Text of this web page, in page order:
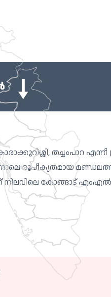
തച്ചംപാറ
രൂപീകൃതമായ
നിലവിലെ കോങ്ങാട്